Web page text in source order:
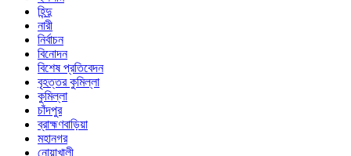
হিন্দু
নারী
নির্বাচন
বিনোদন
বিশেষ প্রতিবেদন
বৃহত্তর কুমিল্লা
কুমিল্লা
চাঁদপুর
ব্রাহ্মণবাড়িয়া
মহানগর
নোয়াখালী